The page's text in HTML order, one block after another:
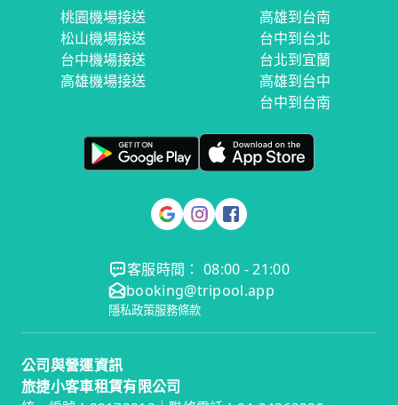
桃園機場接送
松山機場接送
台中機場接送
高雄機場接送
高雄到台南
台中到台北
台北到宜蘭
高雄到台中
台中到台南
客服時間： 08:00 - 21:00
booking@tripool.app
隱私政策服務條款
公司與營運資訊
旅捷小客車租賃有限公司